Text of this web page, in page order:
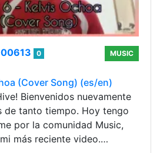
0
MUSIC
(Cover Song) (es/en)
Bienvenidos nuevamente
de tanto tiempo. Hoy tengo
por la comunidad Music,
más reciente video.…